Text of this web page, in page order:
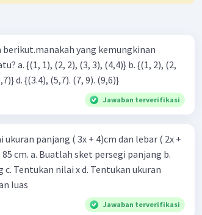
yang kemungkinan
3), (3, 4). (4,5)} c. {(2,7). (4,8). (6,9). (8,7)} d. {(3.4), (5,7). (7, 9). (9,6)}
Jawaban terverifikasi
panjang ( 3x + 4)cm dan lebar ( 2x +
cm. a. Buatlah sket persegi panjang b.
Tentukan nilai x d. Tentukan ukuran
luas
Jawaban terverifikasi